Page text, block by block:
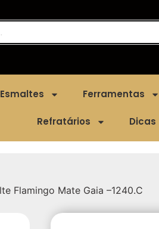
Esmaltes Ferramentas
Refratários Dicas
Flamingo Mate Gaia –1240.C